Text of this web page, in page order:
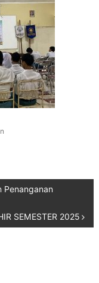
Penanganan
SEMESTER 2025